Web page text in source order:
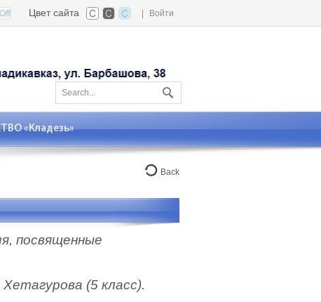
Войти
Цвет сайта
«Кладезь»
Back
посвященные
(5 класс).